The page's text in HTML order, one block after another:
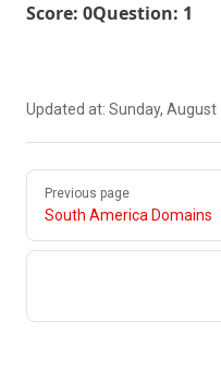
Score: 0Question: 1
Updated at: Sunday, August
Pager
Previous page
South America Domains